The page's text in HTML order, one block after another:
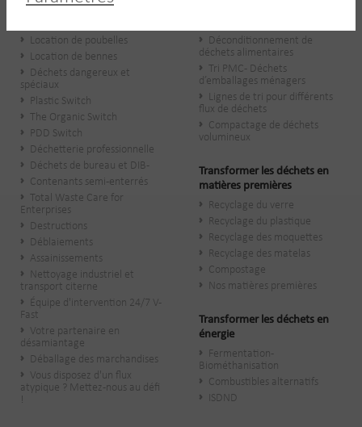
Location de poubelles
Location de bennes
Déchets dangereux et
spéciaux
Plastic Switch
The Organic Switch
PDD Switch
Déchetterie professionnelle
Déchets de bureau et DIB-
Contenants semi-enterrés
Total Waste Care for
Enterprises
Destructions
Déblaiements
Assainissements
Nettoyage industriel et
transport citerne
Équipe d'intervention 24/7 V-
Fast
Votre partenaire en
désamiantage
Déballage des marchandises
Vous disposez d'un flux
atypique ? Mettez-nous au défi
!
Déconditionnement de
déchets alimentaires
Tri PMC - Déchets
d’emballages ménagers
Lignes de tri pour différents
flux de déchets
Compactage de déchets
volumineux
Transformer les déchets en
matières premières
Recyclage du verre
Recyclage du plastique
Recyclage des moquettes
Recyclage des matelas
Compostage
Nos matières premières
Transformer les déchets en
énergie
Fermentation -
Biométhanisation
Combustibles alternatifs
ISDND